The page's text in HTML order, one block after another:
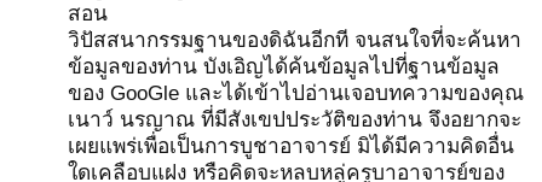
สอน
วิปัสสนากรรมฐานของดิฉันอีกที จนสนใจที่จะค้นหา
ข้อมูลของท่าน บังเอิญได้ค้นข้อมูลไปที่ฐานข้อมูล
ของ GooGle และได้เข้าไปอ่านเจอบทความของคุณ
เนาว์ นรญาณ ที่มีสังเขปประวัติของท่าน จึงอยากจะ
เผยแพร่เพื่อเป็นการบูชาอาจารย์ มิได้มีความคิดอื่น
ใดเคลือบแฝง หรือคิดจะหลบหลู่ครูบาอาจารย์ของ